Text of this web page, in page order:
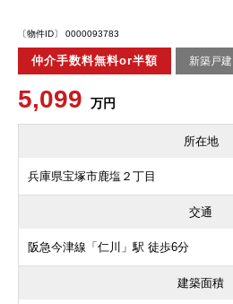
〔物件ID〕 0000093783
仲介手数料無料or半額 新築戸建
5,099 万円
所在地
兵庫県宝塚市鹿塩２丁目
交通
阪急今津線「仁川」駅 徒歩6分
建築面積